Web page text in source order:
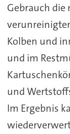
Gebrauch
Kolben und
und im
und
Im Ergebnis